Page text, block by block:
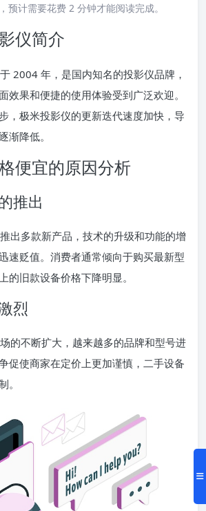
预计需要花费 2 分钟才能阅读完成。
仪简介
2004 年，是国内知名的投影仪品牌，
效果和便捷的使用体验受到广泛欢迎。
，极米投影仪的更新迭代速度加快，导
渐降低。
便宜的原因分析
推出
出多款新产品，技术的升级和功能的增
速贬值。消费者通常倾向于购买最新型
的旧款设备价格下降明显。
烈
的不断扩大，越来越多的品牌和型号进
促使商家在定价上更加谨慎，二手设备
。